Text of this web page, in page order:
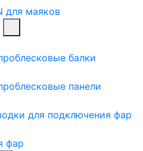
для маяков
балки
панели
для подключения фар
фар